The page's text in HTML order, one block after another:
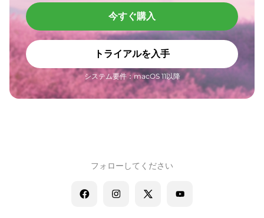
今すぐ購入
トライアルを入手
システム要件：macOS 11以降
フォローしてください